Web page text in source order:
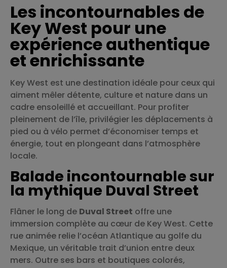
Les incontournables de
Key West pour une
expérience authentique
et enrichissante
Key West est une destination idéale pour ceux qui
aiment mêler détente, culture et nature dans un
cadre ensoleillé et accueillant. Pour profiter
pleinement de l’île, privilégier les déplacements à
pied ou à vélo permet d’économiser temps et
énergie, tout en plongeant dans l’atmosphère
locale.
Balade incontournable sur
la mythique Duval Street
Flâner le long de Duval Street offre une
immersion complète au cœur de Key West. Cette
rue animée relie l’océan Atlantique au golfe du
Mexique, un véritable trait d’union entre deux
mers. Outre ses bars et boutiques colorés,